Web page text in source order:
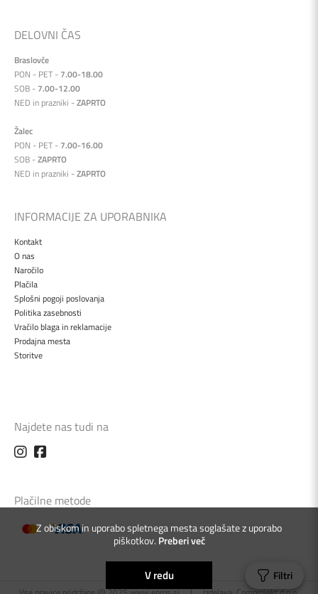
Filtri
DELOVNI ČAS
Braslovče
PON - PET - 7.00-18.00
SOB - 7.00-12.00
NED in prazniki -ZAPRTO
Žalec
PON - PET - 7.00-16.00
SOB -ZAPRTO
NED in prazniki -ZAPRTO
INFORMACIJE ZA UPORABNIKA
Kontakt
O nas
Naročilo
Plačila
Splošni pogoji poslovanja
Politika zasebnosti
Vračilo blaga in reklamacije
Prodajna mesta
Storitve
Najdete nas tudi na
Plačilne metode
Z obiskom in uporabo spletnega mesta soglašate z uporabo
piškotkov. Preberi več
V redu